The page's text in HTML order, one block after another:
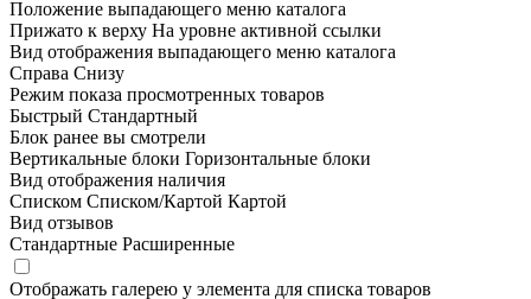
Положение выпадающего меню каталога
Прижато к верху На уровне активной ссылки
Вид отображения выпадающего меню каталога
Справа Снизу
Режим показа просмотренных товаров
Быстрый Стандартный
Блок ранее вы смотрели
Вертикальные блоки Горизонтальные блоки
Вид отображения наличия
Списком Списком/Картой Картой
Вид отзывов
Стандартные Расширенные
Отображать галерею у элемента для списка товаров